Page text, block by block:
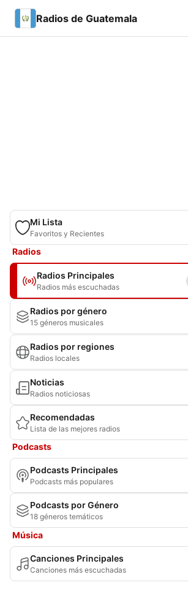
Radios de Guatemala
Mi Lista
Favoritos y Recientes
Radios
Radios Principales
Radios más escuchadas
Radios por género
15 géneros musicales
Radios por regiones
Radios locales
Noticias
Radios noticiosas
Recomendadas
Lista de las mejores radios
Podcasts
Podcasts Principales
Podcasts más populares
Podcasts por Género
18 géneros temáticos
Música
Canciones Principales
Canciones más escuchadas